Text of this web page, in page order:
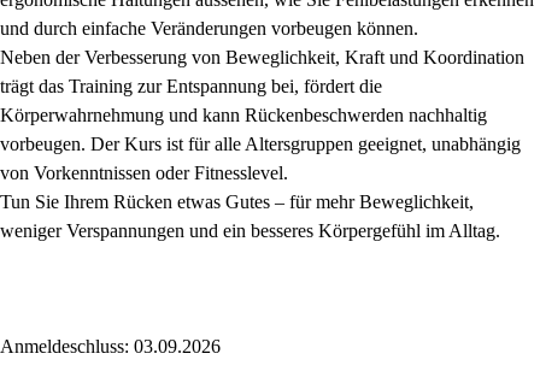
und durch einfache Veränderungen vorbeugen können.
Neben der Verbesserung von Beweglichkeit, Kraft und Koordination
trägt das Training zur Entspannung bei, fördert die
Körperwahrnehmung und kann Rückenbeschwerden nachhaltig
vorbeugen. Der Kurs ist für alle Altersgruppen geeignet, unabhängig
von Vorkenntnissen oder Fitnesslevel.
Tun Sie Ihrem Rücken etwas Gutes – für mehr Beweglichkeit,
weniger Verspannungen und ein besseres Körpergefühl im Alltag.
Anmeldeschluss: 03.09.2026